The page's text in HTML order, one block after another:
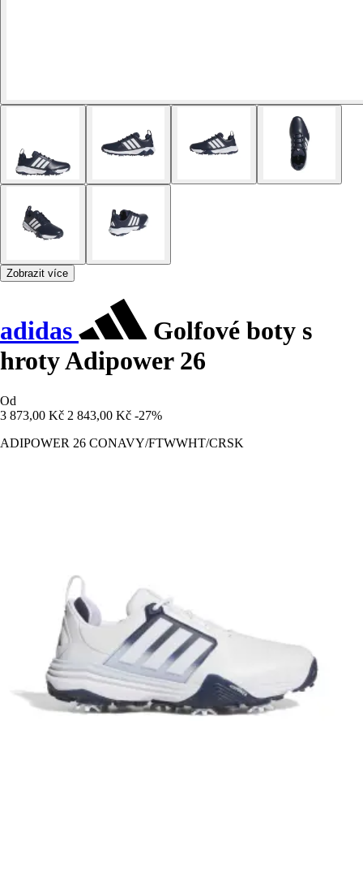
Zobrazit více
adidas
Golfové boty s
hroty Adipower 26
Od
3 873,00 Kč 2 843,00 Kč -27%
ADIPOWER 26 CONAVY/FTWWHT/CRSK